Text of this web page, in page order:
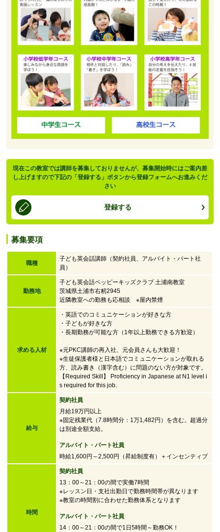
現在この教室では講師を募集しておりませんが、募集開始時にはご案内差
し上げますので下記の「登録する」ボタンから登録フォームへお進みくだ
さい
登録する
募集要項
職種
子ども英会話講師（契約社員、アルバイト・パート社
員）
勤務地
子ども英会話ペッピーキッズクラブ 土浦南教室
茨城県土浦市右籾2945
近隣教室への勤務も応相談 ※屋内禁煙
求める人材
・英語でのコミュニケーションが好きな方
・子どもが好きな方
・長期勤務が可能な方（1年以上勤務できる方歓迎）
※元PKC講師の再入社、元会員さんも大歓迎！
※生徒保護者様と日本語でコミュニケーションが取れる
方、読み書き（漢字含む）に問題のない方が対象です。
【Required Skill】 Proficiency in Japanese at N1 level i
s required for this job.
給与
契約社員
月給19万円以上
※固定残業代（7.8時間分：1万1,482円）を含む。超過分
は別途全額支給。
アルバイト・パート社員
時給1,600円～2,500円
（昇給制度有）＋インセンティブ
時間
契約社員
13：00～21：00の間で実働7時間
※レッスン日・支社出勤日で勤務時間帯が異なります
※教室の時間割に合わせた勤務体系となります
アルバイト・パート社員
14：00～21：00の間で1日5時間～勤務OK！